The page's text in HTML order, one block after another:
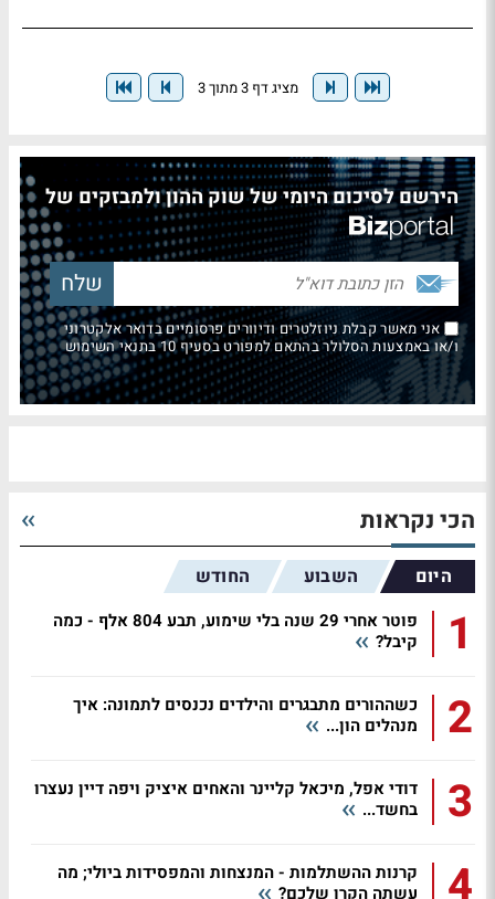
מציג דף 3 מתוך 3
הירשם לסיכום היומי של שוק ההון ולמבזקים של
אני מאשר קבלת ניוזלטרים ודיוורים פרסומיים בדואר אלקטרוני
ו/או באמצעות הסלולר בהתאם למפורט בסעיף 10 בתנאי השימוש
הכי נקראות
היום השבוע החודש
1
פוטר אחרי 29 שנה בלי שימוע, תבע 804 אלף - כמה
קיבל?
2
כשההורים מתבגרים והילדים נכנסים לתמונה: איך
מנהלים הון...
3
דודי אפל, מיכאל קליינר והאחים איציק ויפה דיין נעצרו
בחשד...
קרנות ההשתלמות - המנצחות והמפסידות ביולי; מה
עשתה הקרן שלכם?